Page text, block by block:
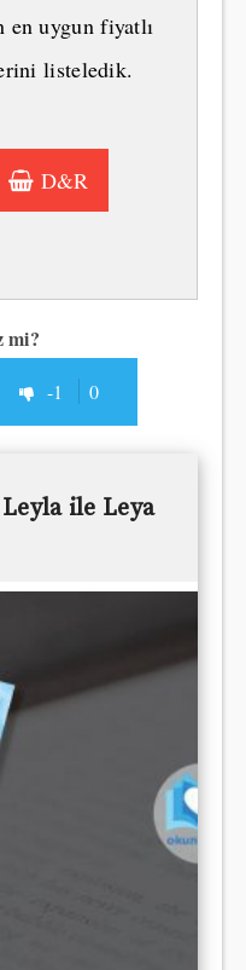
en uygun fiyatlı
listeledik.
D&R
mi?
-1 0
ile Leya